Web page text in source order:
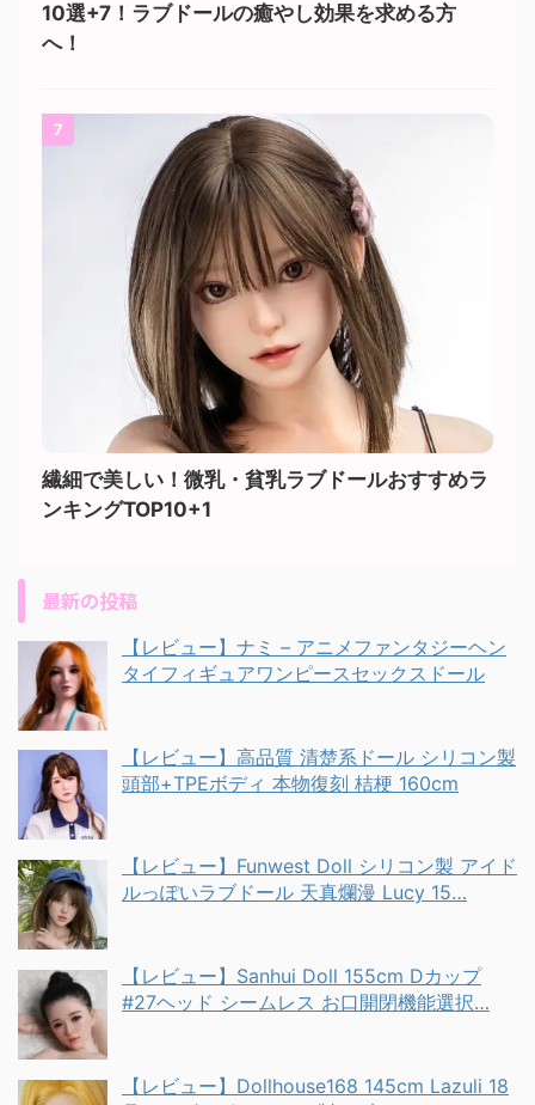
10選+7！ラブドールの癒やし効果を求める方
へ！
7
繊細で美しい！微乳・貧乳ラブドールおすすめラ
ンキングTOP10+1
最新の投稿
【レビュー】ナミ – アニメファンタジーヘン
タイフィギュアワンピースセックスドール
【レビュー】高品質 清楚系ドール シリコン製
頭部+TPEボディ 本物復刻 桔梗 160cm
【レビュー】Funwest Doll シリコン製 アイド
ルっぽいラブドール 天真爛漫 Lucy 15…
【レビュー】Sanhui Doll 155cm Dカップ
#27ヘッド シームレス お口開閉機能選択…
【レビュー】Dollhouse168 145cm Lazuli 18